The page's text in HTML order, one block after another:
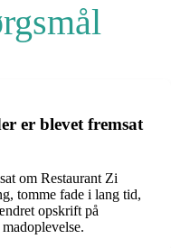
er blevet fremsat
om Restaurant Zi
tomme fade i lang tid,
opskrift på